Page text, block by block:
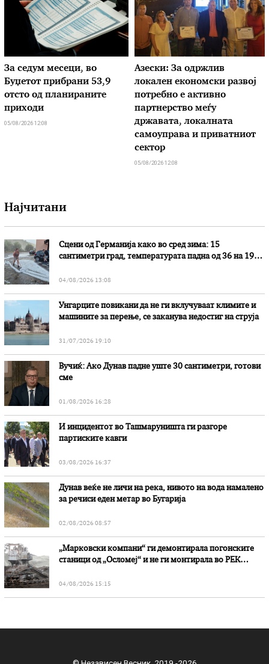
За седум месеци, во
Буџетот прибрани 53,9
отсто од планираните
приходи
05/08/2026 12:08
Азески: За одржлив
локален економски развој
потребно е активно
партнерство меѓу
државата, локалната
самоуправа и приватниот
сектор
05/08/2026 12:08
Најчитани
Сцени од Германија како во сред зима: 15
сантиметри град, температурата падна од 36 на 19
04/08/2026 13:08
Унгарците повикани да не ги вклучуваат климите и
машините за перење, се заканува недостиг на струја
31/07/2026 19:10
Вучиќ: Ако Дунав падне уште 30 сантиметри, готови
сме
01/08/2026 16:28
И инцидентот во Ташмаруништa ги разгоре
партиските кавги
03/08/2026 16:37
Дунав веќе не личи на река, нивото на вода намалено
за речиси еден метар во Бугарија
02/08/2026 08:57
„Марковски компани“ ги демонтирала погонските
станици од „Осломеј“ и не ги монтирала во РЕК
04/08/2026 15:15